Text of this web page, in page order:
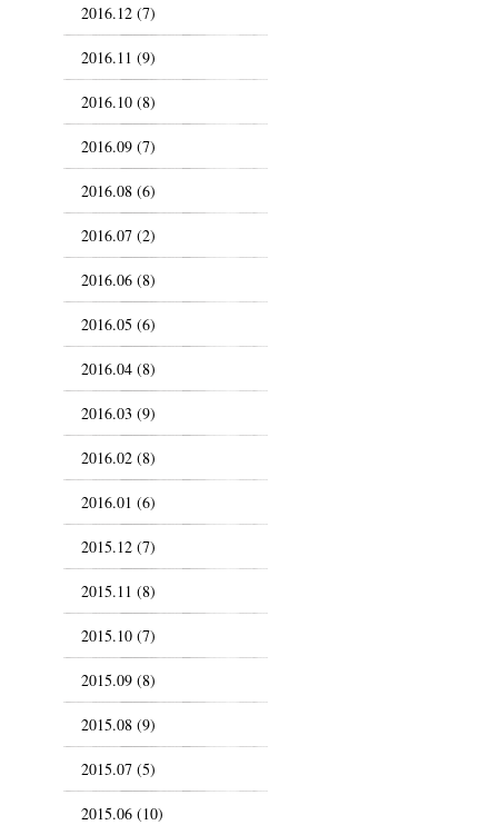
2016.12 (7)
2016.11 (9)
2016.10 (8)
2016.09 (7)
2016.08 (6)
2016.07 (2)
2016.06 (8)
2016.05 (6)
2016.04 (8)
2016.03 (9)
2016.02 (8)
2016.01 (6)
2015.12 (7)
2015.11 (8)
2015.10 (7)
2015.09 (8)
2015.08 (9)
2015.07 (5)
2015.06 (10)